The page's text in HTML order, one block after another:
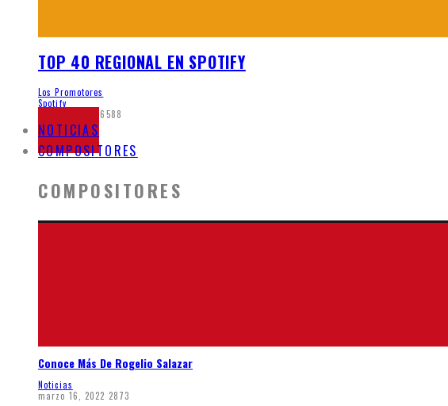
TOP 40 REGIONAL EN SPOTIFY
Los Promotores
Spotify
6588
NOTICIAS
COMPOSITORES
COMPOSITORES
Conoce Más De Rogelio Salazar
Noticias
marzo 16, 2022 2873